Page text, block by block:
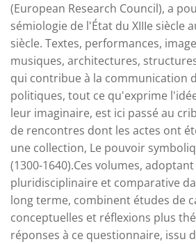
(European Research Council), a
sémiologie de l'État du XIIIe siècle
siècle. Textes, performances,
musiques, architectures,
qui contribue à la communication
politiques, tout ce qu'exprime
leur imaginaire, est ici passé au
de rencontres dont les actes ont
une collection, Le pouvoir
(1300-1640).Ces volumes,
pluridisciplinaire et comparative
long terme, combinent études de
conceptuelles et réflexions plus
réponses à ce questionnaire, issu